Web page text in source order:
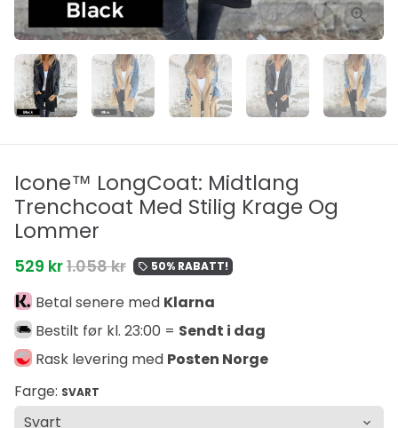
Icone™ LongCoat: Midtlang
Trenchcoat Med Stilig Krage Og
Lommer
529 kr1.058 kr local_offer 50% RABATT!
Betal senere med Klarna
Bestilt før kl. 23:00 = Sendt i dag
Rask levering med Posten Norge
Farge: SVART